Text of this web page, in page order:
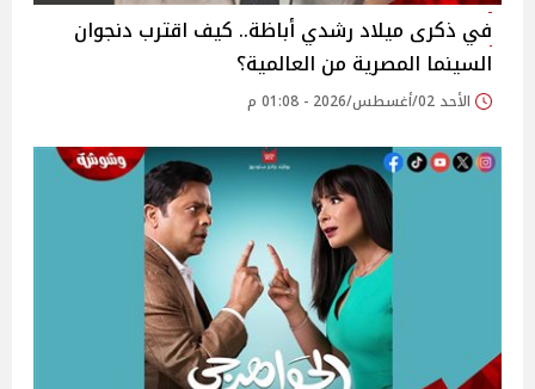
في ذكرى ميلاد رشدي أباظة.. كيف اقترب دنجوان
السينما المصرية من العالمية؟
الأحد 02/أغسطس/2026 - 01:08 م